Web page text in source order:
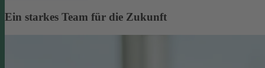
Ein starkes Team für die Zukunft